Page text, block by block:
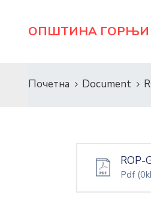
ОПШТИНА
Почетна Document
ROP-
Pdf